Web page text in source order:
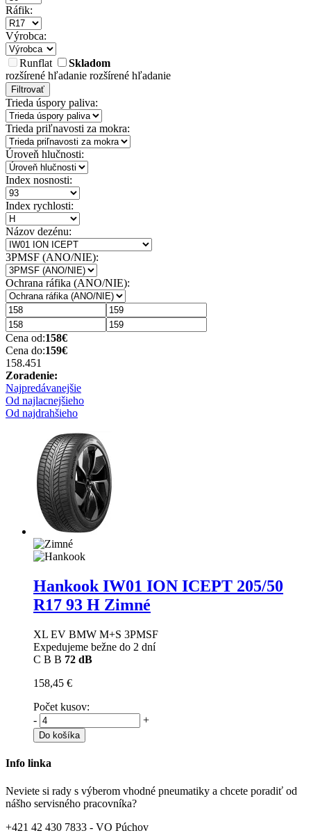
Ráfik:
Výrobca:
Runflat
Skladom
rozšírené hľadanie rozšírené hľadanie
Filtrovať
Trieda úspory paliva:
Trieda priľnavosti za mokra:
Úroveň hlučnosti:
Index nosnosti:
Index rychlosti:
Názov dezénu:
3PMSF (ANO/NIE):
Ochrana ráfika (ANO/NIE):
Cena od:158€
Cena do:159€
158.451
Zoradenie:
Najpredávanejšie
Od najlacnejšieho
Od najdrahšieho
Hankook IW01 ION ICEPT 205/50
R17 93 H Zimné
XL EV BMW M+S 3PMSF
Expedujeme bežne do 2 dní
C B B 72 dB
158,45 €
Počet kusov:
-
+
Do košíka
Info linka
Neviete si rady s výberom vhodné pneumatiky a chcete poradiť od
nášho servisného pracovníka?
+421 42 430 7833 - VO Púchov